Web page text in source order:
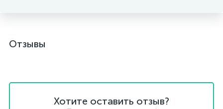
Отзывы
Хотите оставить отзыв?